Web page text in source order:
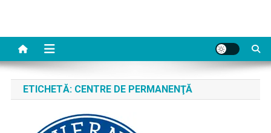
ETICHETĂ: CENTRE DE PERMANENŢĂ